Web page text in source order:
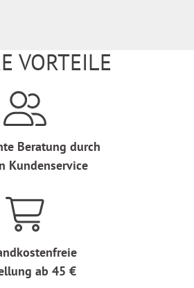
VORTEILE
Beratung durch
Kundenservice
ab 45 €